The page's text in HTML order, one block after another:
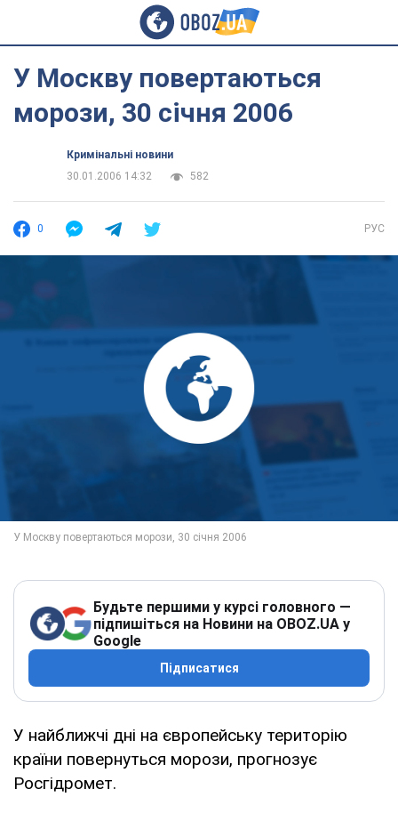
У Москву повертаються
морози, 30 січня 2006
Кримінальні новини
30.01.2006 14:32
582
0 РУС
Будьте першими у курсі головного —
підпишіться на Новини на OBOZ.UA у
Google
Підписатися
У найближчі дні на європейську територію
країни повернуться морози, прогнозує
Росгідромет.